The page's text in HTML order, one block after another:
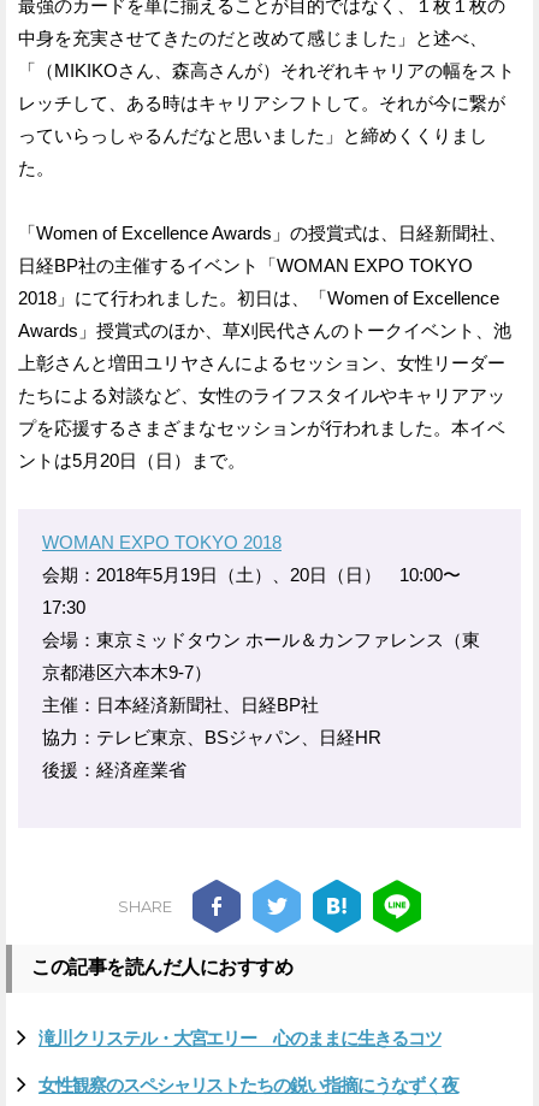
最強のカードを単に揃えることが目的ではなく、１枚１枚の
中身を充実させてきたのだと改めて感じました」と述べ、
「（MIKIKOさん、森高さんが）それぞれキャリアの幅をスト
レッチして、ある時はキャリアシフトして。それが今に繋が
っていらっしゃるんだなと思いました」と締めくくりまし
た。
「Women of Excellence Awards」の授賞式は、日経新聞社、
日経BP社の主催するイベント「WOMAN EXPO TOKYO
2018」にて行われました。初日は、「Women of Excellence
Awards」授賞式のほか、草刈民代さんのトークイベント、池
上彰さんと増田ユリヤさんによるセッション、女性リーダー
たちによる対談など、女性のライフスタイルやキャリアアッ
プを応援するさまざまなセッションが行われました。本イベ
ントは5月20日（日）まで。
WOMAN EXPO TOKYO 2018
会期：2018年5月19日（土）、20日（日） 10:00〜
17:30
会場：東京ミッドタウン ホール＆カンファレンス（東
京都港区六本木9-7）
主催：日本経済新聞社、日経BP社
協力：テレビ東京、BSジャパン、日経HR
後援：経済産業省
SHARE
この記事を読んだ人におすすめ
滝川クリステル・大宮エリー 心のままに生きるコツ
女性観察のスペシャリストたちの鋭い指摘にうなずく夜